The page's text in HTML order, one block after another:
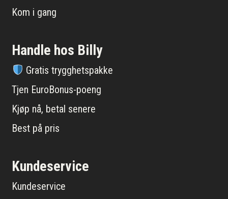
Kom i gang
Handle hos Billy
Gratis trygghetspakke
Tjen EuroBonus-poeng
Kjøp nå, betal senere
Best på pris
Kundeservice
Kundeservice